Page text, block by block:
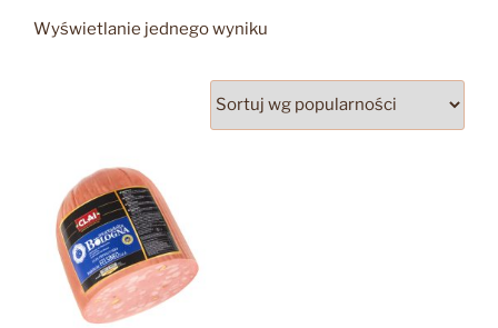
Wyświetlanie jednego wyniku